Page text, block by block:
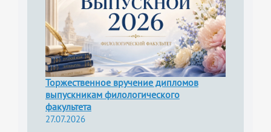
Торжественное вручение дипломов
выпускникам филологического
факультета
27.07.2026